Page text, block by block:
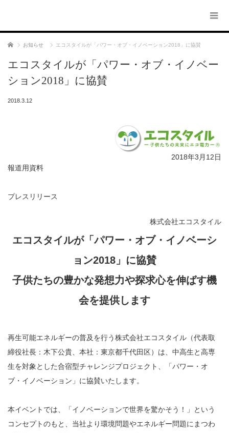
ホーム お知らせ エコスタイルが「パワー・オブ・イノベーション2018」に協賛
エコスタイルが「パワー・オブ・イノベー
ション2018」に協賛
2018.3.12
2018年3月12日
報道用資料
プレスリリース
株式会社エコスタイル
エコスタイルが「パワー・オブ・イノベーシ
ョン2018」に協賛
子供たちの豊かな発想力や探求心を伸ばす機
会を提供します
再生可能エネルギーの普及を行う株式会社エコスタイル（代表取
締役社長：木下公貴、本社：東京都千代田区）は、中高生と高専
生を対象とした合宿型チャレンジプロジェクト、「パワー・オ
ブ・イノベーション」に協賛いたします。
本イベントでは、「イノベーションで世界を驚かそう！」という
コンセプトのもと、当社より環境問題やエネルギー問題にまつわ